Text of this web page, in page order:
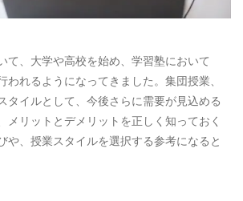
て、大学や高校を始め、学習塾において
われるようになってきました。集団授業、
タイルとして、今後さらに需要が見込める
メリットとデメリットを正しく知っておく
や、授業スタイルを選択する参考になると